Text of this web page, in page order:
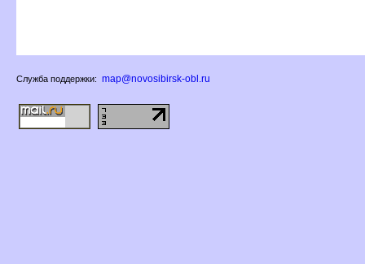
Служба поддержки: map@novosibirsk-obl.ru